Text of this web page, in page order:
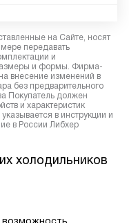
на Сайте, носят
передавать
и
и формы. Фирма-
внесение изменений в
без предварительного
Покупатель должен
и характеристик
в инструкции и
в России Либхер
холодильников